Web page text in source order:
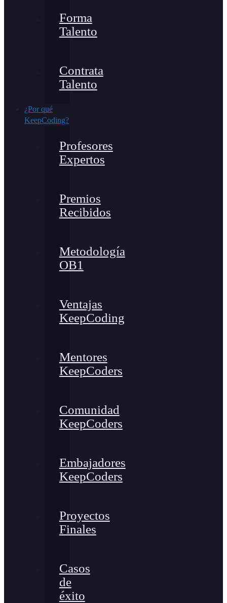
Forma
Talento
Contrata
Talento
¿Por qué
KeepCoding?
Profesores
Expertos
Premios
Recibidos
Metodología
OB1
Ventajas
KeepCoding
Mentores
KeepCoders
Comunidad
KeepCoders
Embajadores
KeepCoders
Proyectos
Finales
Casos
de
éxito